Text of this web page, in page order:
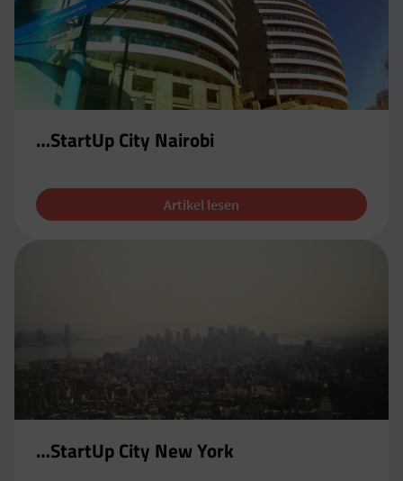
…StartUp City Nairobi
Artikel lesen
…StartUp City New York